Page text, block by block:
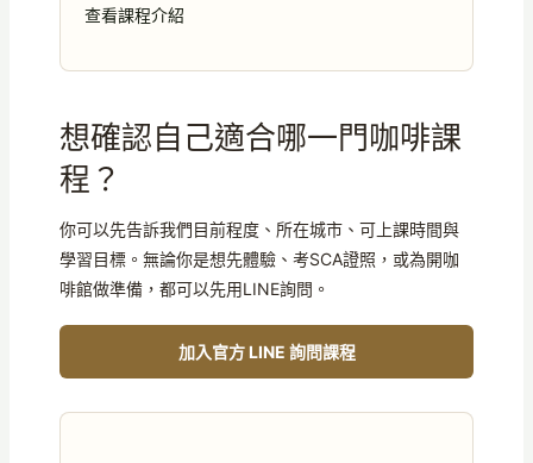
查看課程介紹
想確認自己適合哪一門咖啡課
程？
你可以先告訴我們目前程度、所在城市、可上課時間與
學習目標。無論你是想先體驗、考SCA證照，或為開咖
啡館做準備，都可以先用LINE詢問。
加入官方 LINE 詢問課程